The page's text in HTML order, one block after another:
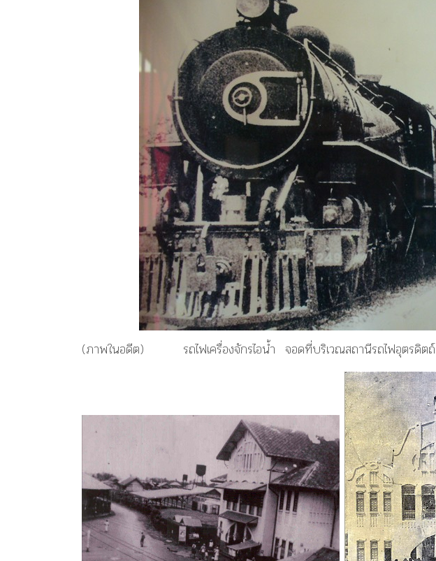
(ภาพในอดีต) รถไฟเครื่องจักรไอน้ำ จอดที่บริเวณสถานีรถไฟอุตรดิตถ์